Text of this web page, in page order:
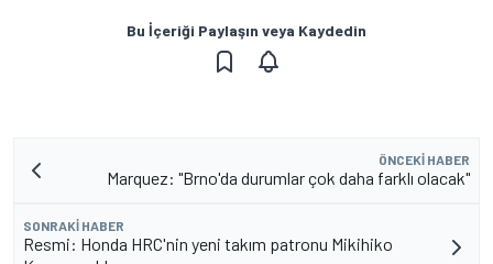
Bu İçeriği Paylaşın veya Kaydedin
ÖNCEKI HABER
Marquez: "Brno'da durumlar çok daha farklı olacak"
SONRAKI HABER
Resmi: Honda HRC'nin yeni takım patronu Mikihiko